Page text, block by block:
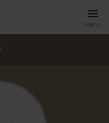
Menu